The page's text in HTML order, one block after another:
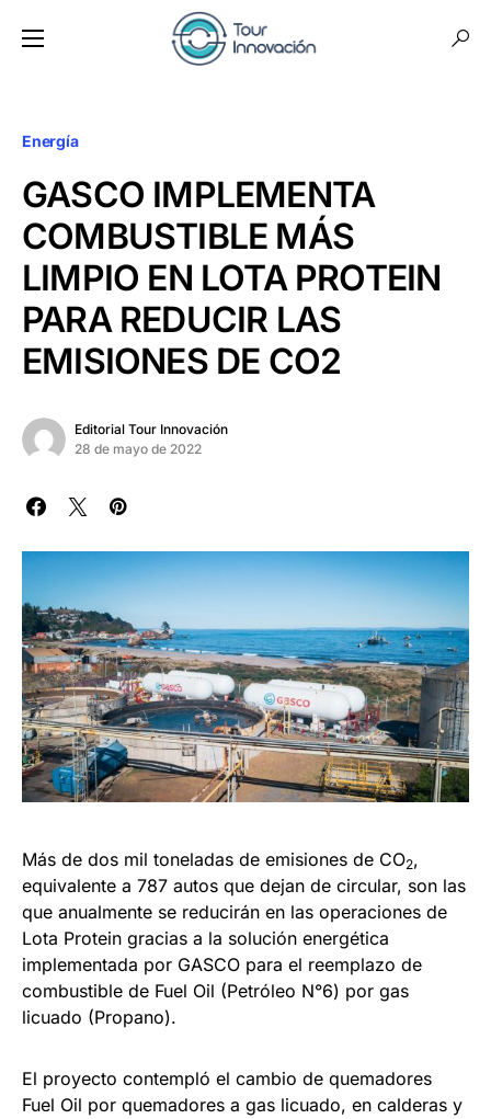
Energía
GASCO IMPLEMENTA
COMBUSTIBLE MÁS
LIMPIO EN LOTA PROTEIN
PARA REDUCIR LAS
EMISIONES DE CO2
Editorial Tour Innovación
28 de mayo de 2022
Más de dos mil toneladas de emisiones de CO2,
equivalente a 787 autos que dejan de circular, son las
que anualmente se reducirán en las operaciones de
Lota Protein gracias a la solución energética
implementada por GASCO para el reemplazo de
combustible de Fuel Oil (Petróleo N°6) por gas
licuado (Propano).
El proyecto contempló el cambio de quemadores
Fuel Oil por quemadores a gas licuado, en calderas y